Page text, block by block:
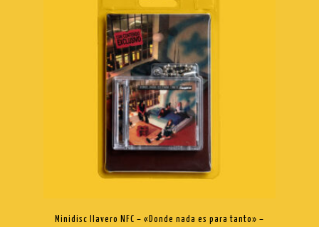
Minidisc llavero NFC – «Donde nada es para tanto» –